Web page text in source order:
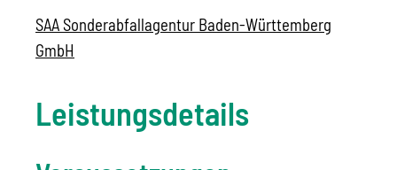
SAA Sonderabfallagentur Baden-Württemberg
GmbH
Leistungsdetails